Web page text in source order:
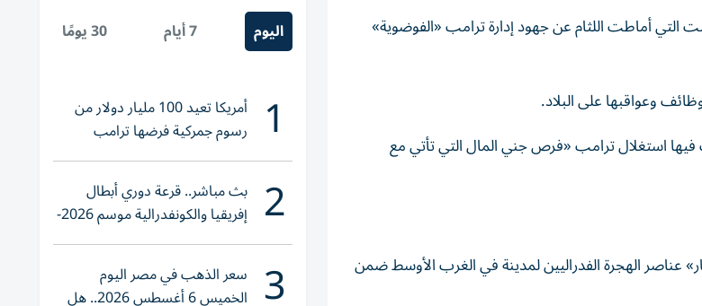
التي أماطت اللثام عن جهود إدارة ترامب «الفوضوية»
وعواقبها على البلاد.
استغلال ترامب «فرص جني المال التي تأتي مع
عناصر الهجرة الفدراليين لمدينة في الغرب الأوسط ضمن
اليوم 7 أيام 30 يومًا
1 أمريكا تعيد 100 مليار دولار من
رسوم جمركية فرضها ترامب
2 بث مباشر.. قرعة دوري أبطال
إفريقيا والكونفدرالية موسم 2026-
2027
3 سعر الذهب في مصر اليوم
الخميس 6 أغسطس 2026.. هل